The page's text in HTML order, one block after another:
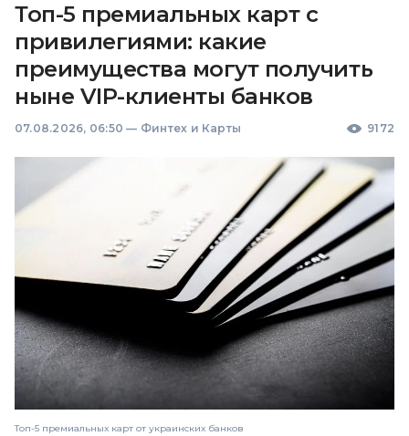
Топ-5 премиальных карт с
привилегиями: какие
преимущества могут получить
ныне VIP-клиенты банков
07.08.2026, 06:50 — Финтех и Карты 9172
Топ-5 премиальных карт от украинских банков